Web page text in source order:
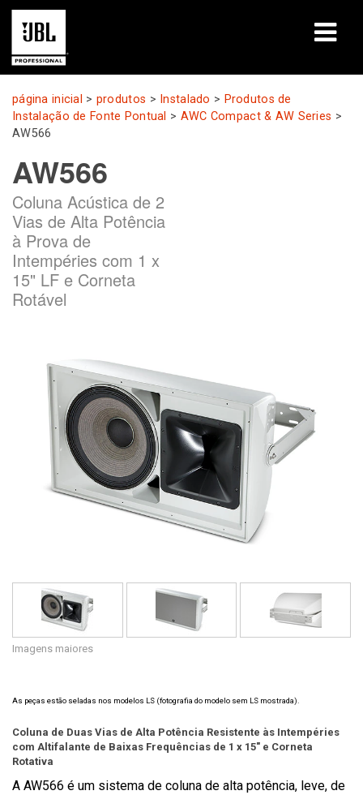
produtos
Casos de estudo
Sessões de aprendizagem
formação
sobre
Onde comprar e ligar
Idioma/Região
página inicial > produtos > Instalado > Produtos de
Instalação de Fonte Pontual > AWC Compact & AW Series >
AW566
AW566
Coluna Acústica de 2
Vias de Alta Potência
à Prova de
Intempéries com 1 x
15" LF e Corneta
Rotável
Imagens maiores
As peças estão seladas nos modelos LS (fotografia do modelo sem LS mostrada).
Coluna de Duas Vias de Alta Potência Resistente às Intempéries
com Altifalante de Baixas Frequências de 1 x 15" e Corneta
Rotativa
A AW566 é um sistema de coluna de alta potência, leve, de